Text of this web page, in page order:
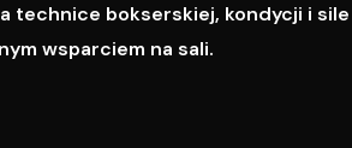
technice bokserskiej, kondycji i
wsparciem na sali.